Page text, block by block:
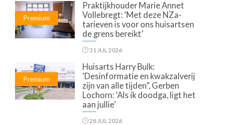
Premium
Praktijkhouder Marie Annet
Vollebregt: ‘Met deze NZa-
tarieven is voor ons huisartsen
de grens bereikt’
31 JUL 2026
Premium
Huisarts Harry Bulk:
‘Desinformatie en kwakzalverij
zijn van alle tijden”, Gerben
Lochorn: ‘Als ik doodga, ligt het
aan jullie’
28 JUL 2026